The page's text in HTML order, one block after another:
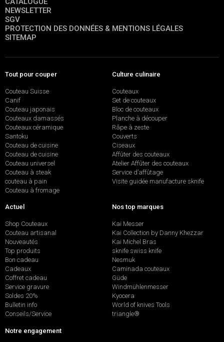
NEWSLETTER
SGV
PROTECTION DES DONNÉES & MENTIONS LÉGALES
SITEMAP
Tout pour couper
Couteau Suisse
Canif
Couteau japonais
Couteaux damassés
Couteaux céramique
Santoku
Couteau de cuisine
Couteau de cuisine
Couteau universel
Couteau à steak
couteau à pain
Couteau à fromage
Culture culinaire
Couteaux
Set de couteaux
Bloc de couteaux
Planche à découper
Râpe à zeste
Couverts
Ciseaux
Affûter des couteaux
Atelier Affûter des couteaux
Service d’affûtage
Visite guidée manufacture sknife
Actuel
Shop Couteaux
Couteau artisanal
Nouveautés
Top produits
Bon cadeau
Cadeaux
Coffret cadeau
Service gravure
Soldes 20%
Bulletin info
Conseils/Service
Nos top marques
Kai Messer
Kai Collection by Danny Khezzar
Kai Michel Bras
sknife swiss knife
Nesmuk
Caminada couteaux
Güde
Windmühlenmesser
Kyocera
World of knives Tools
triangle®
Notre engagement